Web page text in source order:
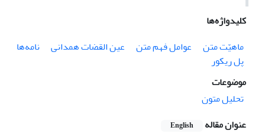
کلیدواژه‌ها
ماهیّت متن
عوامل فهم متن عین القضات همدانی
نامه‌ها
پل ریکور
موضوعات
تحلیل متون
عنوان مقاله
English